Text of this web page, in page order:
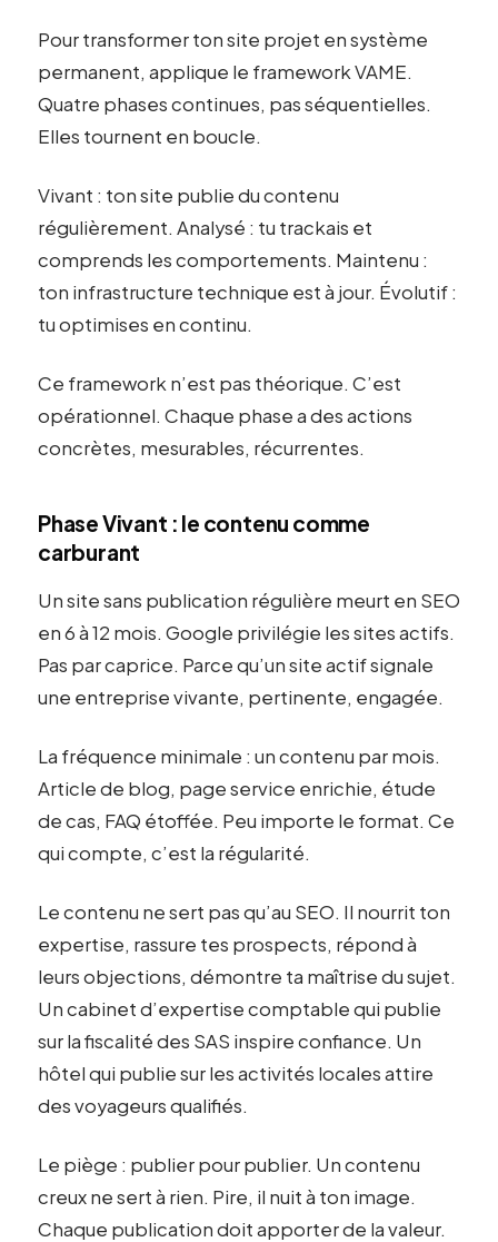
Pour transformer ton site projet en système
permanent, applique le framework VAME.
Quatre phases continues, pas séquentielles.
Elles tournent en boucle.
Vivant : ton site publie du contenu
régulièrement. Analysé : tu trackais et
comprends les comportements. Maintenu :
ton infrastructure technique est à jour. Évolutif :
tu optimises en continu.
Ce framework n’est pas théorique. C’est
opérationnel. Chaque phase a des actions
concrètes, mesurables, récurrentes.
Phase Vivant : le contenu comme
carburant
Un site sans publication régulière meurt en SEO
en 6 à 12 mois. Google privilégie les sites actifs.
Pas par caprice. Parce qu’un site actif signale
une entreprise vivante, pertinente, engagée.
La fréquence minimale : un contenu par mois.
Article de blog, page service enrichie, étude
de cas, FAQ étoffée. Peu importe le format. Ce
qui compte, c’est la régularité.
Le contenu ne sert pas qu’au SEO. Il nourrit ton
expertise, rassure tes prospects, répond à
leurs objections, démontre ta maîtrise du sujet.
Un cabinet d’expertise comptable qui publie
sur la fiscalité des SAS inspire confiance. Un
hôtel qui publie sur les activités locales attire
des voyageurs qualifiés.
Le piège : publier pour publier. Un contenu
creux ne sert à rien. Pire, il nuit à ton image.
Chaque publication doit apporter de la valeur.